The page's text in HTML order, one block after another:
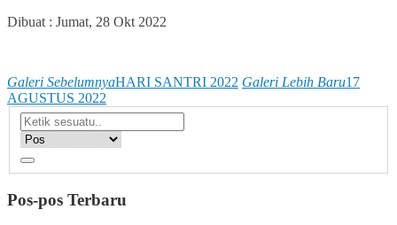
Dibuat : Jumat, 28 Okt 2022
Galeri SebelumnyaHARI SANTRI 2022 Galeri Lebih Baru17
AGUSTUS 2022
Pos-pos Terbaru